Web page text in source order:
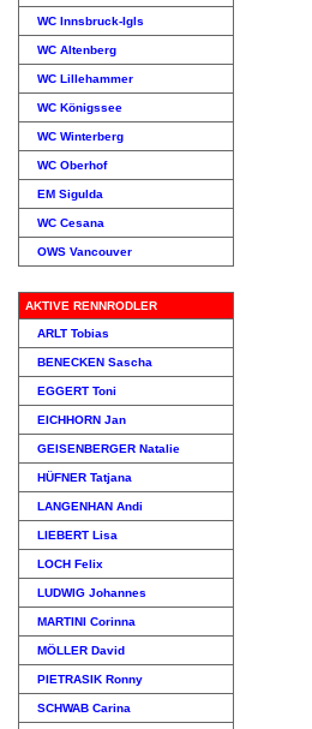
WC Innsbruck-Igls
WC Altenberg
WC Lillehammer
WC Königssee
WC Winterberg
WC Oberhof
EM Sigulda
WC Cesana
OWS Vancouver
AKTIVE RENNRODLER
ARLT Tobias
BENECKEN Sascha
EGGERT Toni
EICHHORN Jan
GEISENBERGER Natalie
HÜFNER Tatjana
LANGENHAN Andi
LIEBERT Lisa
LOCH Felix
LUDWIG Johannes
MARTINI Corinna
MÖLLER David
PIETRASIK Ronny
SCHWAB Carina